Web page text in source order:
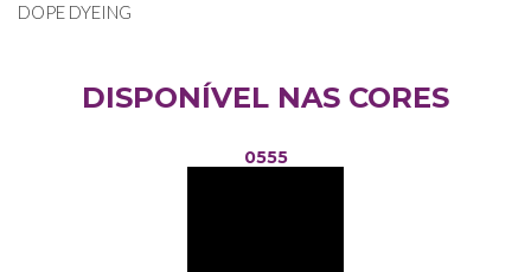
DOPE DYEING
DISPONÍVEL NAS CORES
0555